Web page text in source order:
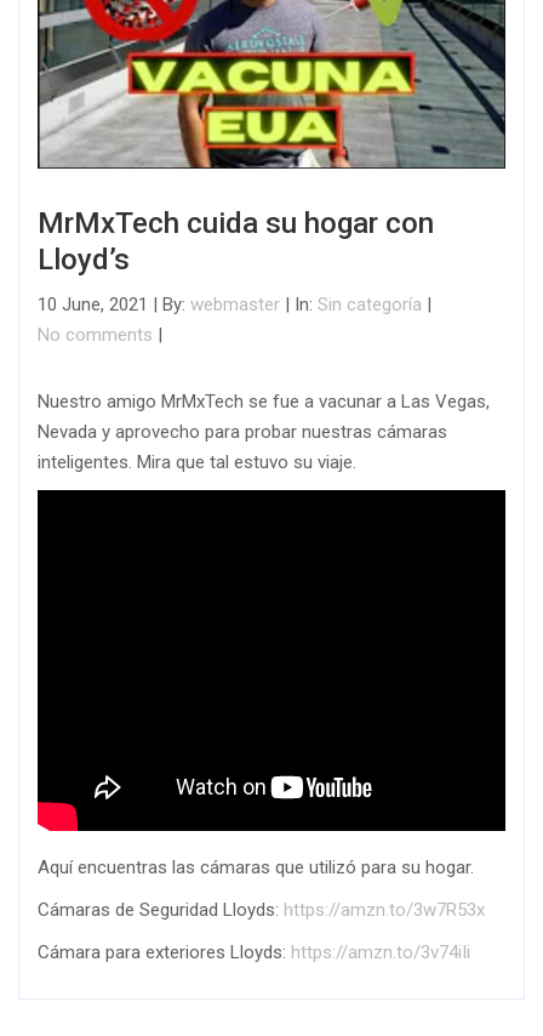
MrMxTech cuida su hogar con
Lloyd’s
10 June, 2021 | By: webmaster | In: Sin categoría |
No comments |
Nuestro amigo MrMxTech se fue a vacunar a Las Vegas,
Nevada y aprovecho para probar nuestras cámaras
inteligentes. Mira que tal estuvo su viaje.
Aquí encuentras las cámaras que utilizó para su hogar.
Cámaras de Seguridad Lloyds: https://amzn.to/3w7R53x
Cámara para exteriores Lloyds: https://amzn.to/3v74iIi